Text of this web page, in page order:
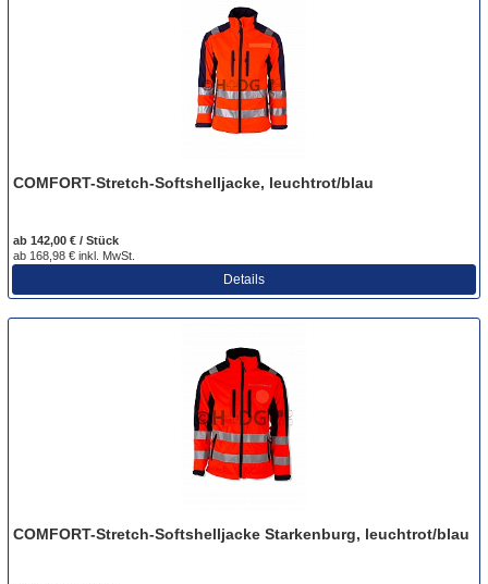
COMFORT-Stretch-Softshelljacke, leuchtrot/blau
ab 142,00 € / Stück
ab 168,98 € inkl. MwSt.
Details
COMFORT-Stretch-Softshelljacke Starkenburg, leuchtrot/blau